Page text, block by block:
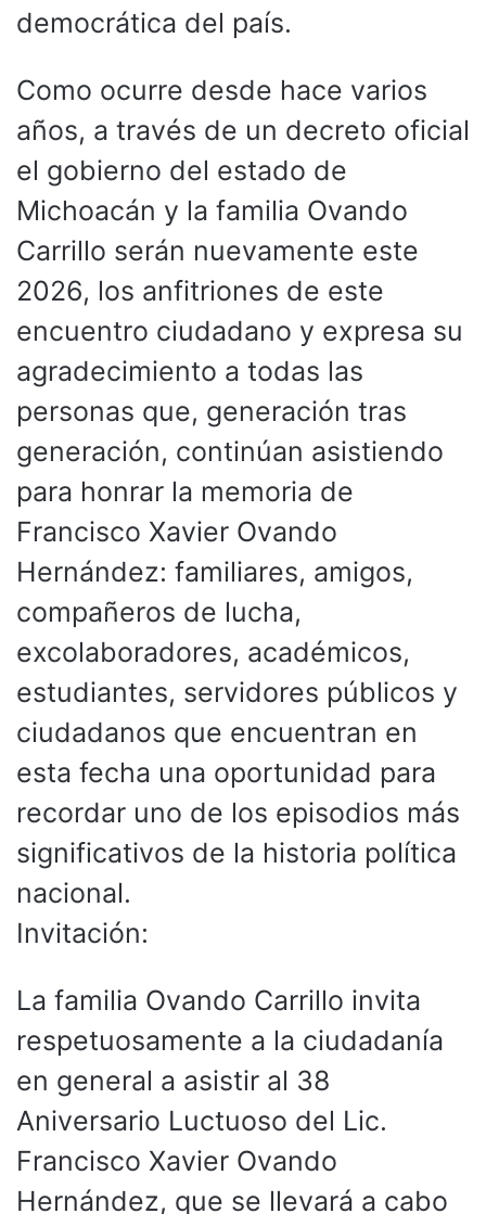
democrática del país.
Como ocurre desde hace varios
años, a través de un decreto oficial
el gobierno del estado de
Michoacán y la familia Ovando
Carrillo serán nuevamente este
2026, los anfitriones de este
encuentro ciudadano y expresa su
agradecimiento a todas las
personas que, generación tras
generación, continúan asistiendo
para honrar la memoria de
Francisco Xavier Ovando
Hernández: familiares, amigos,
compañeros de lucha,
excolaboradores, académicos,
estudiantes, servidores públicos y
ciudadanos que encuentran en
esta fecha una oportunidad para
recordar uno de los episodios más
significativos de la historia política
nacional.
Invitación:
La familia Ovando Carrillo invita
respetuosamente a la ciudadanía
en general a asistir al 38
Aniversario Luctuoso del Lic.
Francisco Xavier Ovando
Hernández, que se llevará a cabo